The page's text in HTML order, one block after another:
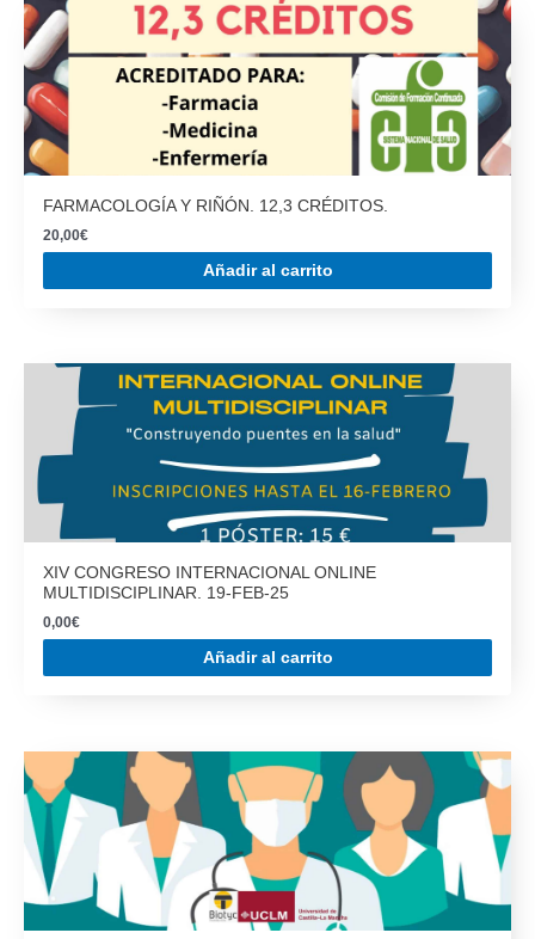
FARMACOLOGÍA Y RIÑÓN. 12,3 CRÉDITOS.
20,00€
Añadir al carrito
XIV CONGRESO INTERNACIONAL ONLINE
MULTIDISCIPLINAR. 19-FEB-25
0,00€
Añadir al carrito